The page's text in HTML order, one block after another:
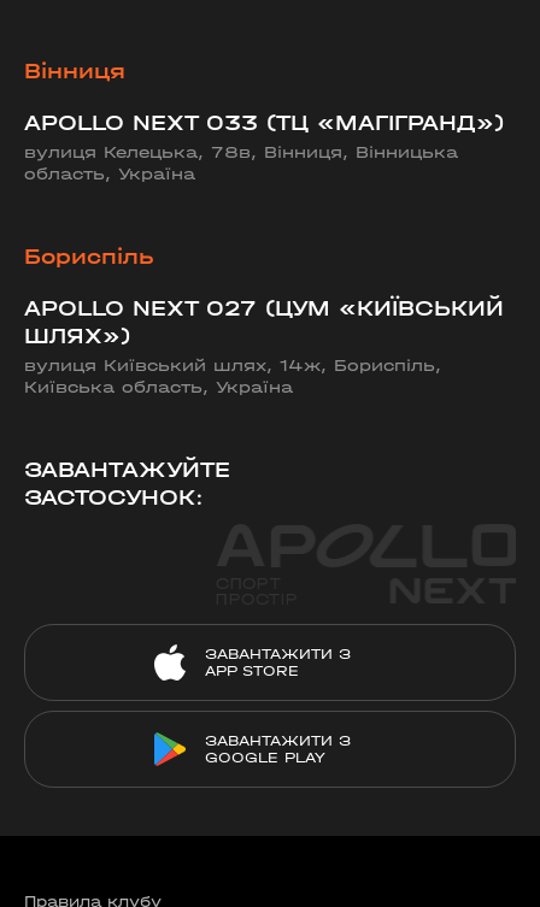
Вінниця
APOLLO NEXT 033 (ТЦ «МАГІГРАНД»)
вулиця Келецька, 78в, Вінниця, Вінницька
область, Україна
Бориспіль
APOLLO NEXT 027 (ЦУМ «КИЇВСЬКИЙ
ШЛЯХ»)
вулиця Київський шлях, 14ж, Бориспіль,
Київська область, Україна
ЗАВАНТАЖУЙТЕ
ЗАСТОСУНОК:
ЗАВАНТАЖИТИ З
APP STORE
ЗАВАНТАЖИТИ З
GOOGLE PLAY
Правила клубу